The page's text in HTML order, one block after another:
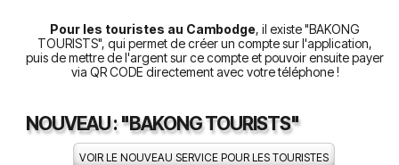
Pour les touristes au Cambodge, il existe "BAKONG
TOURISTS", qui permet de créer un compte sur l'application,
puis de mettre de l'argent sur ce compte et pouvoir ensuite payer
via QR CODE directement avec votre téléphone !
NOUVEAU : "BAKONG TOURISTS"
VOIR LE NOUVEAU SERVICE POUR LES TOURISTES